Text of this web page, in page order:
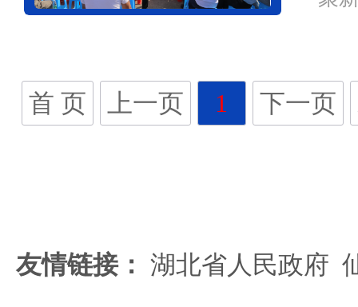
首 页 上一页 1 下一页
友情链接： 湖北省人民政府